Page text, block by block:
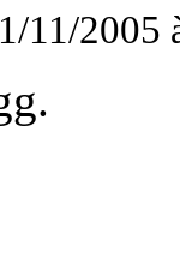
11/2005